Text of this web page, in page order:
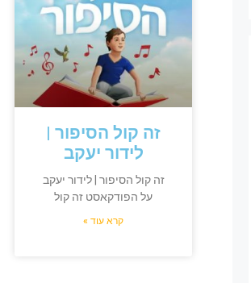
זה קול הסיפור |
לידור יעקב
זה קול הסיפור | לידור יעקב
על הפודקאסט זה קול
קרא עוד »